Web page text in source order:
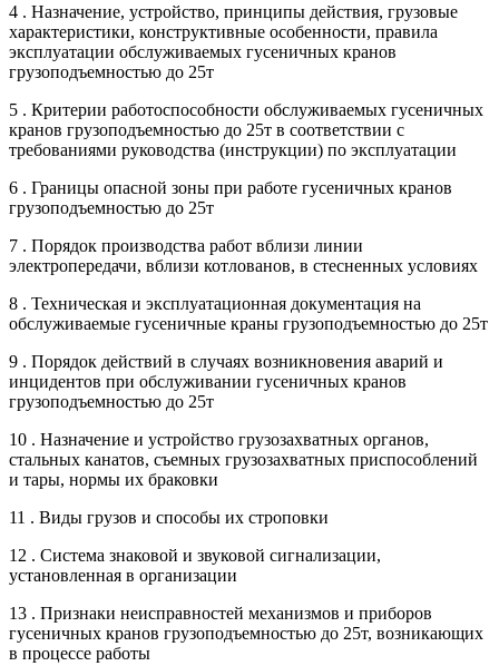
4 . Назначение, устройство, принципы действия, грузовые
характеристики, конструктивные особенности, правила
эксплуатации обслуживаемых гусеничных кранов
грузоподъемностью до 25т
5 . Критерии работоспособности обслуживаемых гусеничных
кранов грузоподъемностью до 25т в соответствии с
требованиями руководства (инструкции) по эксплуатации
6 . Границы опасной зоны при работе гусеничных кранов
грузоподъемностью до 25т
7 . Порядок производства работ вблизи линии
электропередачи, вблизи котлованов, в стесненных условиях
8 . Техническая и эксплуатационная документация на
обслуживаемые гусеничные краны грузоподъемностью до 25т
9 . Порядок действий в случаях возникновения аварий и
инцидентов при обслуживании гусеничных кранов
грузоподъемностью до 25т
10 . Назначение и устройство грузозахватных органов,
стальных канатов, съемных грузозахватных приспособлений
и тары, нормы их браковки
11 . Виды грузов и способы их строповки
12 . Система знаковой и звуковой сигнализации,
установленная в организации
13 . Признаки неисправностей механизмов и приборов
гусеничных кранов грузоподъемностью до 25т, возникающих
в процессе работы